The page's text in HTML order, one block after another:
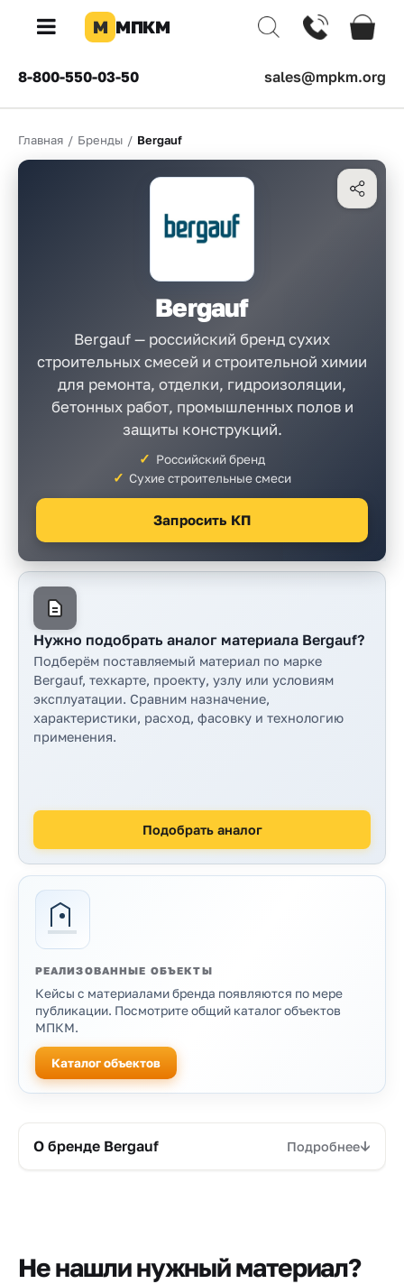
×
КОМПАНИЯ
товаров
Бренды
Прайс-
Проектировщикам
Калькуляторы
Контакты
800
550-
03-
50
М МПКМ
8-800-550-03-50 sales@mpkm.org
Главная / Бренды / Bergauf
Bergauf
Bergauf — российский бренд сухих
строительных смесей и строительной химии
для ремонта, отделки, гидроизоляции,
бетонных работ, промышленных полов и
защиты конструкций.
Российский бренд
Сухие строительные смеси
Запросить КП
Нужно подобрать аналог материала Bergauf?
Подберём поставляемый материал по марке
Bergauf, техкарте, проекту, узлу или условиям
эксплуатации. Сравним назначение,
характеристики, расход, фасовку и технологию
применения.
Подобрать аналог
РЕАЛИЗОВАННЫЕ ОБЪЕКТЫ
Кейсы с материалами бренда появляются по мере
публикации. Посмотрите общий каталог объектов
МПКМ.
Каталог объектов
Продукция бренда
О бренде Bergauf Подробнее
Не нашли нужный материал?